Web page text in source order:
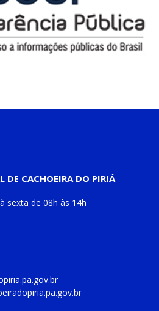
DE CACHOEIRA DO PIRIÁ
sexta de 08h às 14h